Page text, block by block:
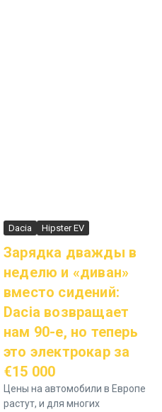
Dacia Hipster EV
Зарядка дважды в
неделю и «диван»
вместо сидений:
Dacia возвращает
нам 90-е, но теперь
это электрокар за
€15 000
Цены на автомобили в Европе
растут, и для многих